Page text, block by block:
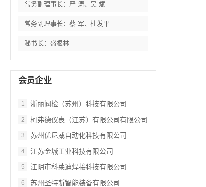
常务副理事长：严 涛、吴 斌
常务副理事长：蔡 军、杜发平
秘书长：盛根林
会员企业
1 浙丽阀检（苏州）科技有限公司
2 柯弗德仪表（江苏）有限公司有限公司
3 苏州优尼威自动化科技有限公司
4 江苏金城工业科技有限公司
5 江阴市科莱迪焊接科技有限公司
6 苏州圣特斯智能装备有限公司